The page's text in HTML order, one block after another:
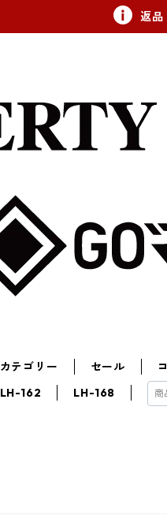
返品
カテゴリー セール
LH-162 LH-168